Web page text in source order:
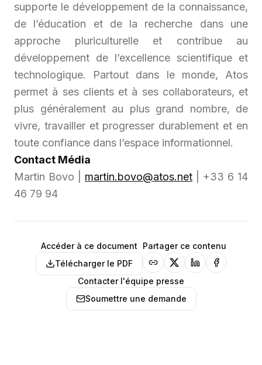
supporte le développement de la connaissance,
de l’éducation et de la recherche dans une
approche pluriculturelle et contribue au
développement de l’excellence scientifique et
technologique. Partout dans le monde, Atos
permet à ses clients et à ses collaborateurs, et
plus généralement au plus grand nombre, de
vivre, travailler et progresser durablement et en
toute confiance dans l’espace informationnel.
Contact Média
Martin Bovo | martin.bovo@atos.net | +33 6 14
46 79 94
Accéder à ce document
Télécharger le PDF
Partager ce contenu
Contacter l'équipe presse
Soumettre une demande